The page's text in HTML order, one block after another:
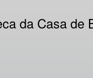
da Casa de